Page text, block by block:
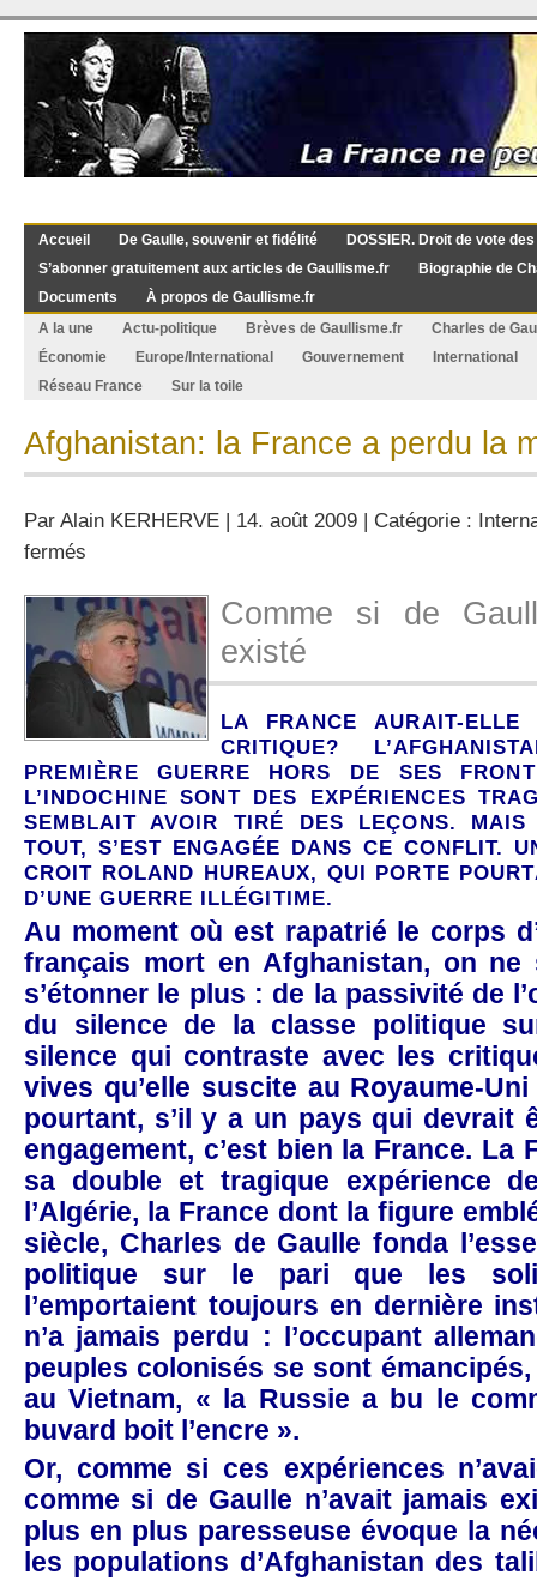
Accueil De Gaulle, souvenir et fidélité
DOSSIER. Droit de vote
S’abonner gratuitement aux articles de Gaullisme.fr
Biographie de
Documents
À propos de Gaullisme.fr
A la une
Actu-politique Brèves de Gaullisme.fr
Charles de
Économie
Europe/International Gouvernement
International
Réseau France
Sur la toile
Afghanistan: la France a perdu la
Par Alain KERHERVE | 14. août 2009 | Catégorie :
fermés
France
a
perdu
la
mémoire
Comme si de
existé
LA FRANCE AURAIT-
CRITIQUE?
PREMIÈRE GUERRE HORS DE SES
L’INDOCHINE SONT DES EXPÉRIENCES
SEMBLAIT AVOIR TIRÉ DES LEÇONS.
TOUT, S’EST ENGAGÉE DANS CE CONFLIT.
CROIT ROLAND HUREAUX, QUI PORTE
D’UNE GUERRE ILLÉGITIME.
Au moment où est rapatrié le corps
français mort en Afghanistan, on
s’étonner le plus : de la passivité de
du silence de la classe politique
silence qui contraste avec les
vives qu’elle suscite au Royaume-
pourtant, s’il y a un pays qui devrait
engagement, c’est bien la France. La
sa double et tragique expérience
l’Algérie, la France dont la figure
siècle, Charles de Gaulle fonda
politique sur le pari que les
l’emportaient toujours en dernière
n’a jamais perdu : l’occupant
peuples colonisés se sont émancipés,
au Vietnam, « la Russie a bu le
buvard boit l’encre ».
Or, comme si ces expériences
comme si de Gaulle n’avait jamais
plus en plus paresseuse évoque la
les populations d’Afghanistan des